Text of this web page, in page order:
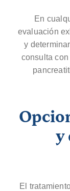
En
evaluación
y
consulta
y
El